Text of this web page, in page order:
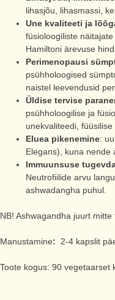
lihasjõu, lihasmassi,
Une kvaliteeti ja
füsioloogiliste
Hamiltoni ärevuse
Perimenopausi
psühholoogised
naistel leevendusid
Üldise tervise
psühholoogilise ja
unekvaliteedi,
Eluea pikenemine:
Elegans), kuna nende
Immuunsuse
Neutrofiilide arvu
ashwadangha puhul.
NB! Ashwagandha juurt
Manustamine: 2-4 kapslit
Toote kogus: 90 vegetaarset